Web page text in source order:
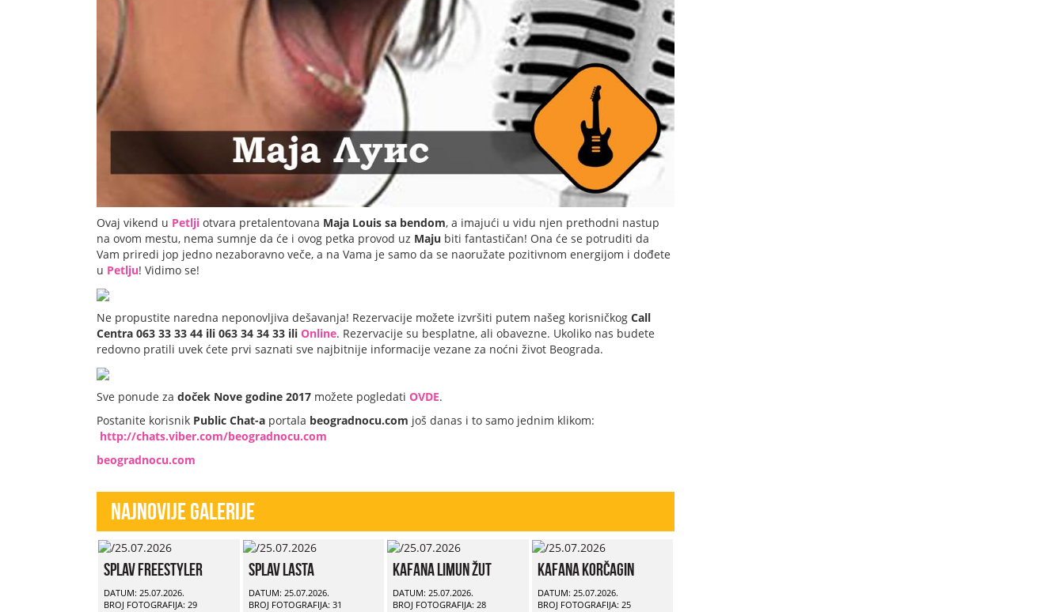
Ovaj vikend u Petlji otvara pretalentovana Maja Louis sa bendom, a imajući u vidu njen prethodni nastup
na ovom mestu, nema sumnje da će i ovog petka provod uz Maju biti fantastičan! Ona će se potruditi da
Vam priredi jop jedno nezaboravno veče, a na Vama je samo da se naoružate pozitivnom energijom i dođete
u Petlju! Vidimo se!
Ne propustite naredna neponovljiva dešavanja! Rezervacije možete izvršiti putem našeg korisničkog Call
Centra 063 33 33 44 ili 063 34 34 33 ili Online. Rezervacije su besplatne, ali obavezne. Ukoliko nas budete
redovno pratili uvek ćete prvi saznati sve najbitnije informacije vezane za noćni život Beograda.
Sve ponude za doček Nove godine 2017 možete pogledati OVDE.
Postanite korisnik Public Chat-a portala beogradnocu.com još danas i to samo jednim klikom:
http://chats.viber.com/beogradnocu.com
beogradnocu.com
Najnovije Galerije
Splav Freestyler
DATUM: 25.07.2026.
BROJ FOTOGRAFIJA: 29
Splav Lasta
DATUM: 25.07.2026.
BROJ FOTOGRAFIJA: 31
Kafana Limun Žut
DATUM: 25.07.2026.
BROJ FOTOGRAFIJA: 28
Kafana Korčagin
DATUM: 25.07.2026.
BROJ FOTOGRAFIJA: 25